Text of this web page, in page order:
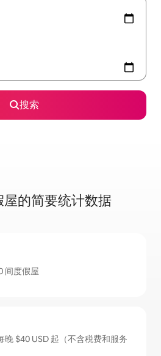
搜索
的简要统计数据
间度假屋
晚 $40 USD 起（不含税费和服务